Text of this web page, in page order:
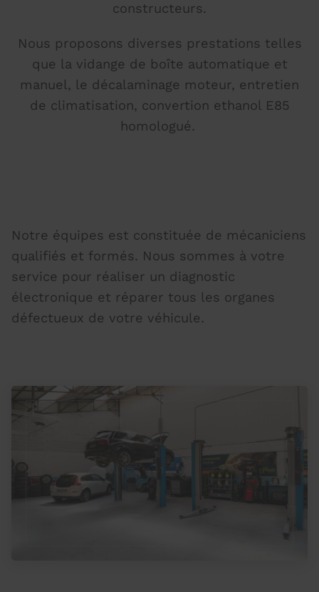
constructeurs.
Nous proposons diverses prestations telles
que la vidange de boîte automatique et
manuel, le décalaminage moteur, entretien
de climatisation, convertion ethanol E85
homologué.
Notre équipes est constituée de mécaniciens
qualifiés et formés. Nous sommes à votre
service pour réaliser un diagnostic
électronique et réparer tous les organes
défectueux de votre véhicule.